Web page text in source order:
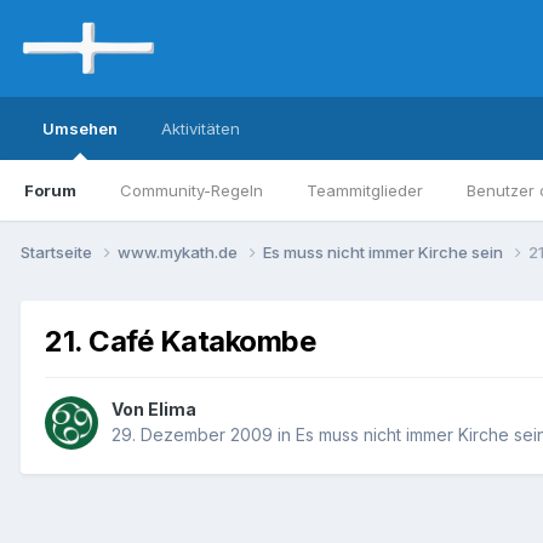
Umsehen
Forum Community-Regeln Teammitglieder Benutzer
Aktivitäten
Startseite www.mykath.de Es muss nicht immer Kirche sein
21. Café Katakombe
Von Elima
29. Dezember 2009 in Es muss nicht immer Kirche